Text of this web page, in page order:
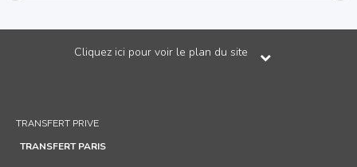
Cliquez ici pour voir le plan du site
TRANSFERT PRIVE
TRANSFERT PARIS